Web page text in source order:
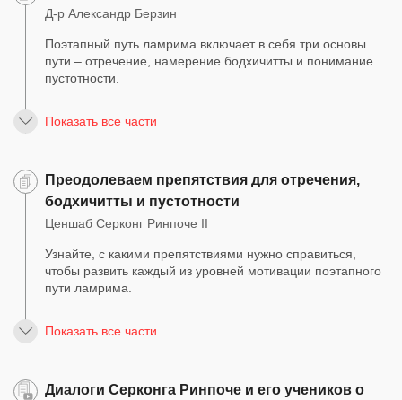
Д-р Александр Берзин
Поэтапный путь ламрима включает в себя три основы
пути – отречение, намерение бодхичитты и понимание
пустотности.
Показать все части
Преодолеваем препятствия для отречения,
бодхичитты и пустотности
Ценшаб Серконг Ринпоче II
Узнайте, с какими препятствиями нужно справиться,
чтобы развить каждый из уровней мотивации поэтапного
пути ламрима.
Показать все части
Диалоги Серконга Ринпоче и его учеников о